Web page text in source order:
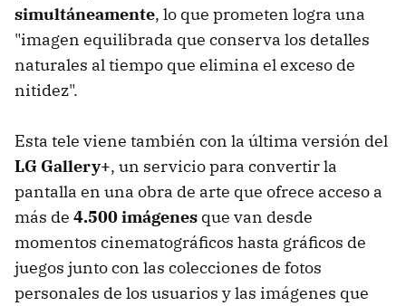
simultáneamente, lo que prometen logra una
"imagen equilibrada que conserva los detalles
naturales al tiempo que elimina el exceso de
nitidez".
Esta tele viene también con la última versión del
LG Gallery+, un servicio para convertir la
pantalla en una obra de arte que ofrece acceso a
más de 4.500 imágenes que van desde
momentos cinematográficos hasta gráficos de
juegos junto con las colecciones de fotos
personales de los usuarios y las imágenes que